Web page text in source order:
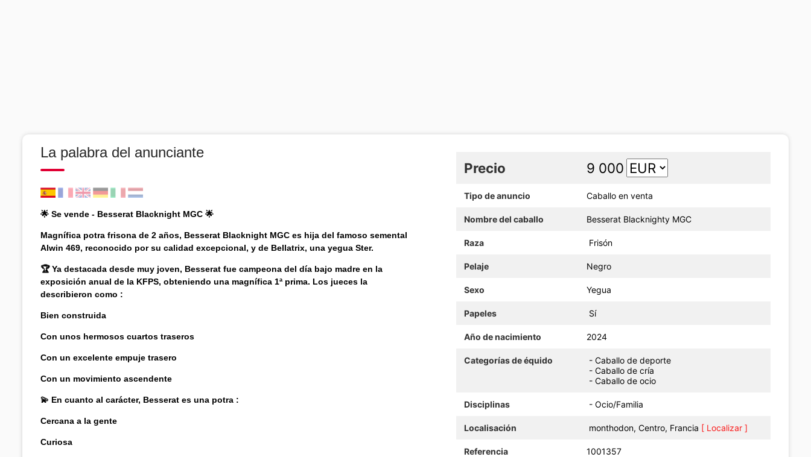
La palabra del anunciante
🌟 Se vende - Besserat Blacknight MGC 🌟
Magnífica potra frisona de 2 años, Besserat Blacknight MGC es hija del famoso semental
Alwin 469, reconocido por su calidad excepcional, y de Bellatrix, una yegua Ster.
🏆 Ya destacada desde muy joven, Besserat fue campeona del día bajo madre en la
exposición anual de la KFPS, obteniendo una magnífica 1ª prima. Los jueces la
describieron como :
Bien construida
Con unos hermosos cuartos traseros
Con un excelente empuje trasero
Con un movimiento ascendente
💫 En cuanto al carácter, Besserat es una potra :
Cercana a la gente
Curiosa
Precio 9 000
Tipo de anuncio Caballo en venta
Nombre del caballo Besserat Blacknighty MGC
Raza Frisón
Pelaje Negro
Sexo Yegua
Papeles Sí
Año de nacimiento 2024
Categorías de équido
- Caballo de deporte
- Caballo de cría
- Caballo de ocio
Disciplinas - Ocio/Familia
Localisación monthodon, Centro, Francia [ Localizar ]
Referencia 1001357